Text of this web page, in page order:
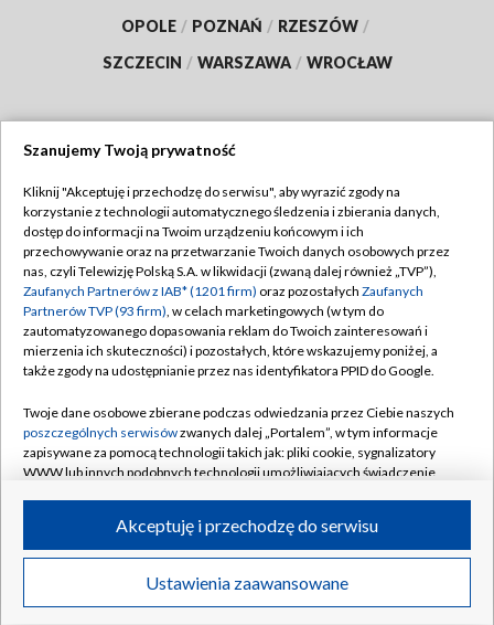
OPOLE / POZNAŃ / RZESZÓW /
SZCZECIN / WARSZAWA / WROCŁAW
TVP
Abonament TVP
Emisja w TVP
Centrum informacji TVP
Naziemna Telewizja Cyfrowa
Rada Programowa
System NOS
Informacje o nadawcy
Program dla prasy
Ogłoszenie przetargowe
Regulamin TVP
Polityka prywatności
Moje zgody
Pomoc
Kontakt
Kanały
©2026 Telewizja Polska S.A. w likwidacji
Szanujemy Twoją prywatność
Kliknij "Akceptuję i przechodzę do serwisu", aby wyrazić zgody na
korzystanie z technologii automatycznego śledzenia i zbierania danych,
dostęp do informacji na Twoim urządzeniu końcowym i ich
przechowywanie oraz na przetwarzanie Twoich danych osobowych przez
nas, czyli Telewizję Polską S.A. w likwidacji (zwaną dalej również „TVP”),
Zaufanych Partnerów z IAB* (1201 firm) oraz pozostałych Zaufanych
Partnerów TVP (93 firm), w celach marketingowych (w tym do
zautomatyzowanego dopasowania reklam do Twoich zainteresowań i
mierzenia ich skuteczności) i pozostałych, które wskazujemy poniżej, a
także zgody na udostępnianie przez nas identyfikatora PPID do Google.
Twoje dane osobowe zbierane podczas odwiedzania przez Ciebie naszych
poszczególnych serwisówzwanych dalej „Portalem”, w tym informacje
zapisywane za pomocą technologii takich jak: pliki cookie, sygnalizatory
WWW lub innych podobnych technologii umożliwiających świadczenie
ruchu w Internecie.
Twoje dane osobowe zbierane podczas odwiedzania przez Ciebie
poszczególnych serwisówna Portalu, takie jak adresy IP, identyfikatory
Ustawienia zaawansowane
Akceptuję i przechodzę do serwisu